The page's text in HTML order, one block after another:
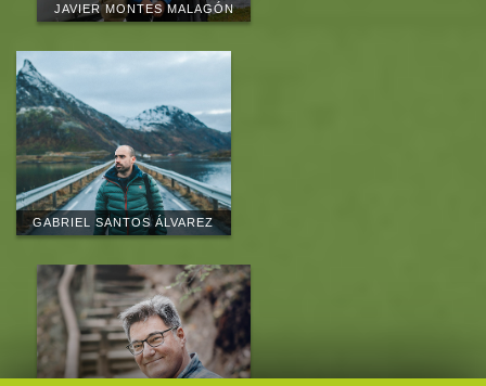
JAVIER MONTES MALAGÓN
GABRIEL SANTOS ÁLVAREZ